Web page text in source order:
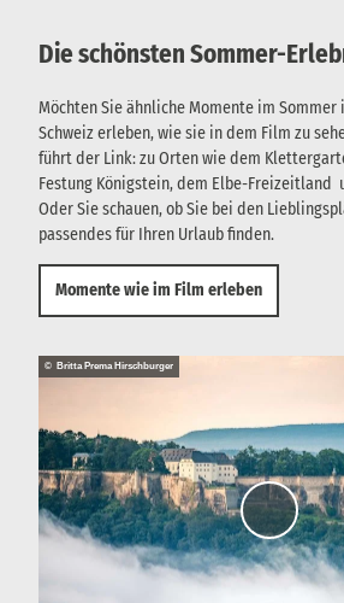
Die schönsten Sommer-
Möchten Sie ähnliche Momente im Sommer
Schweiz erleben, wie sie in dem Film zu
führt der Link: zu Orten wie dem
Festung Königstein, dem Elbe-Freizeitland
Oder Sie schauen, ob Sie bei den
passendes für Ihren Urlaub finden.
Momente wie im Film erleben
V
i
d
© Britta Prema Hirschburger